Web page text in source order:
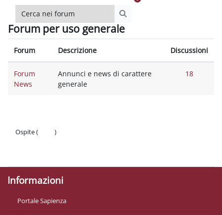
Cerca nei forum
Cerca nei forum
Forum per uso generale
Forum Descrizione Discussioni
Forum
News
Annunci e news di carattere
generale
18
Ospite (
)
Informazioni
Portale Sapienza